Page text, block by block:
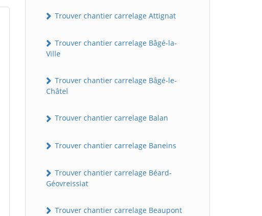
Trouver chantier carrelage Attignat
Trouver chantier carrelage Bâgé-la-
Ville
Trouver chantier carrelage Bâgé-le-
Châtel
Trouver chantier carrelage Balan
Trouver chantier carrelage Baneins
Trouver chantier carrelage Béard-
Géovreissiat
Trouver chantier carrelage Beaupont